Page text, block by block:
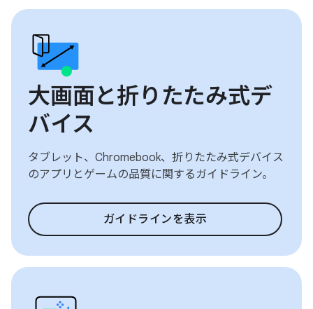
大画面と折りたたみ式デ
バイス
タブレット、Chromebook、折りたたみ式デバイス
のアプリとゲームの品質に関するガイドライン。
ガイドラインを表示